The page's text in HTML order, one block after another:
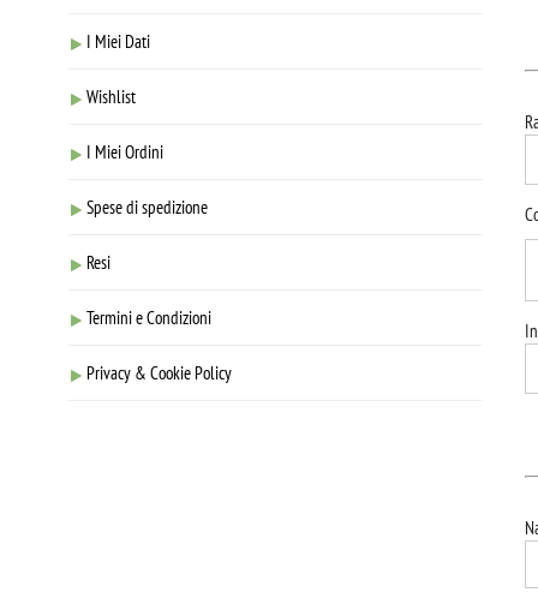
I Miei Dati
Wishlist
I Miei Ordini
Spese di spedizione
Resi
Termini e Condizioni
Privacy & Cookie Policy